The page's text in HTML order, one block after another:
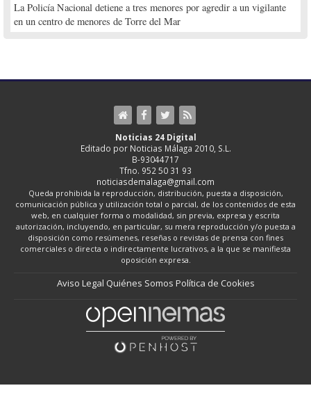
La Policía Nacional detiene a tres menores por agredir a un vigilante
en un centro de menores de Torre del Mar
Noticias 24 Digital
Editado por Noticias Málaga 2010, S.L.
B-93044717
Tfno. 952 50 31 93
noticiasdemalaga@gmail.com
Queda prohibida la reproducción, distribución, puesta a disposición,
comunicación pública y utilización total o parcial, de los contenidos de esta
web, en cualquier forma o modalidad, sin previa, expresa y escrita
autorización, incluyendo, en particular, su mera reproducción y/o puesta a
disposición como resúmenes, reseñas o revistas de prensa con fines
comerciales o directa o indirectamente lucrativos, a la que se manifiesta
oposición expresa.
Aviso Legal Quiénes Somos Política de Cookies